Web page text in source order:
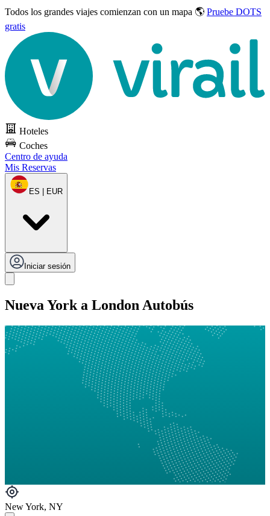
Todos los grandes viajes comienzan con un mapa 🌎 Pruebe DOTS
gratis
Hoteles
Coches
Centro de ayuda
Mis Reservas
ES | EUR
Iniciar sesión
Nueva York a London Autobús
New York, NY